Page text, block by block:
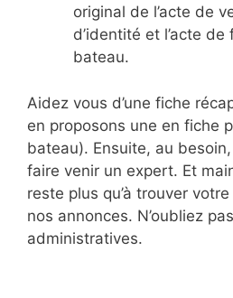
original de l’acte de
d’identité et l’acte
bateau.
Aidez vous d’une fiche
en proposons une en fiche
bateau). Ensuite, au besoin,
faire venir un expert. Et
reste plus qu’à trouver
nos annonces. N’oubliez
administratives.